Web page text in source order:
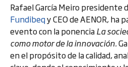
Rafael García Meiro presidente
Fundibeqy CEO de AENOR, ha
evento con la ponenciaLa
como motor de la innovación.
en el propósito de la calidad,